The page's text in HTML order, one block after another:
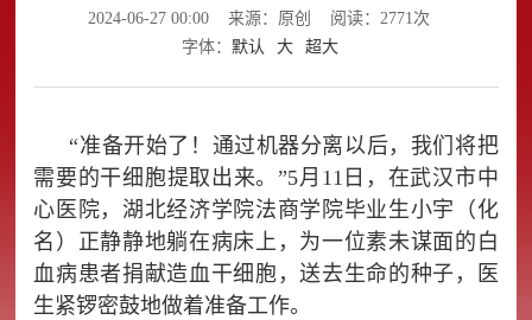
2024-06-27 00:00 来源：原创
阅读：2771次
字体： 默认 大 超大
“准备开始了！通过机器分离以后，我们将把
需要的干细胞提取出来。”5月11日，在武汉市中
心医院，湖北经济学院法商学院毕业生小宇（化
名）正静静地躺在病床上，为一位素未谋面的白
血病患者捐献造血干细胞，送去生命的种子，医
生紧锣密鼓地做着准备工作。